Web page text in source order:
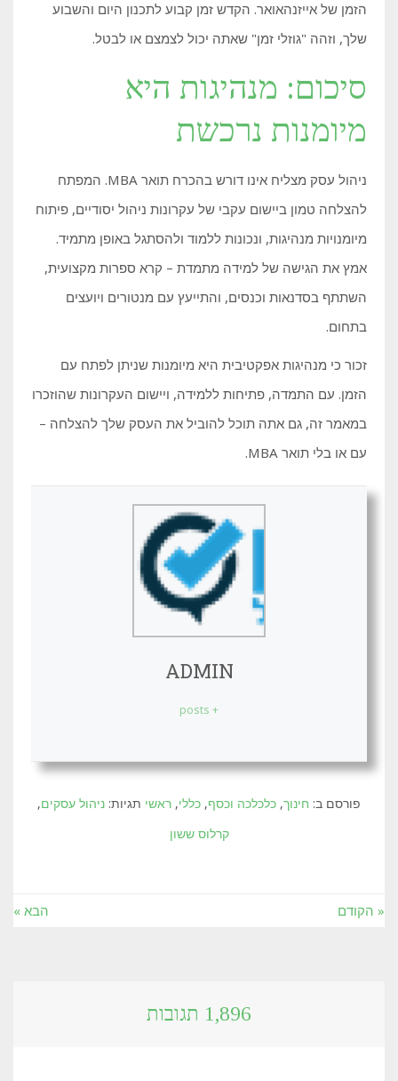
הזמן של אייזנהאואר. הקדש זמן קבוע לתכנון היום והשבוע
שלך, וזהה "גוזלי זמן" שאתה יכול לצמצם או לבטל.
סיכום: מנהיגות היא
מיומנות נרכשת
ניהול עסק מצליח אינו דורש בהכרח תואר MBA. המפתח
להצלחה טמון ביישום עקבי של עקרונות ניהול יסודיים, פיתוח
מיומנויות מנהיגות, ונכונות ללמוד ולהסתגל באופן מתמיד.
אמץ את הגישה של למידה מתמדת – קרא ספרות מקצועית,
השתתף בסדנאות וכנסים, והתייעץ עם מנטורים ויועצים
בתחום.
זכור כי מנהיגות אפקטיבית היא מיומנות שניתן לפתח עם
הזמן. עם התמדה, פתיחות ללמידה, ויישום העקרונות שהוזכרו
במאמר זה, גם אתה תוכל להוביל את העסק שלך להצלחה –
עם או בלי תואר MBA.
ADMIN
+ posts
פורסם ב: חינוך, כלכלכה וכסף, כללי, ראשי תגיות: ניהול עסקים,
קרלוס ששון
« הקודם הבא »
1,896 תגובות